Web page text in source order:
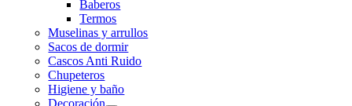
Baberos
Termos
Muselinas y arrullos
Sacos de dormir
Cascos Anti Ruido
Chupeteros
Higiene y baño
Decoración